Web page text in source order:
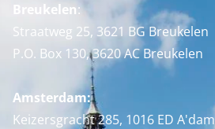
Breukelen:
Straatweg 25, 3621 BG Breukelen
P.O. Box 130, 3620 AC Breukelen
Amsterdam:
Keizersgracht 285, 1016 ED A'dam